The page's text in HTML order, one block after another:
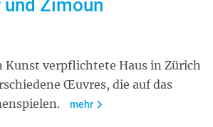
und Zimoun
Kunst verpflichtete Haus in Zürich
Œuvres, die auf das
mehr